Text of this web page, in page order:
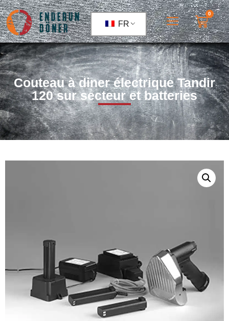
FR
0
Couteau à diner électrique Tandir
120 sur secteur et batteries